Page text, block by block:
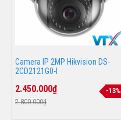
Camera IP 2MP Hikvision DS-
2CD2121G0-I
2.450.000₫
2.800.000₫
-13%